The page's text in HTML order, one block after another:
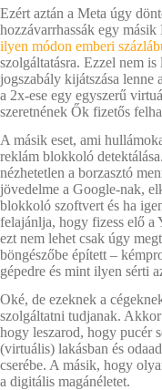
Ezért aztán a Meta úgy
hozzávarrhassák egy másik
ilyen módon emberi
szolgáltatásra. Ezzel nem
jogszabály kijátszása lenne
a 2x-ese egy egyszerű
szeretnének Ők fizetős
A másik eset, ami
reklám blokkoló
nézhetetlen a borzasztó
jövedelme a Google-nak,
blokkoló szoftvert és ha
felajánlja, hogy fizess elő a
ezt nem lehet csak úgy
böngészőbe épített –
gépedre és mint ilyen sérti
Oké, de ezeknek a
szolgáltatni tudjanak.
hogy leszarod, hogy pucér
(virtuális) lakásban és
cserébe. A másik, hogy
a digitális magánéletet.